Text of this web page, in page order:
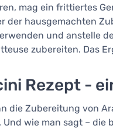
mag ein frittiertes
der hausgemachten
und anstelle
zubereiten. Das
Rezept -
die Zubereitung von
Und wie man sagt – die